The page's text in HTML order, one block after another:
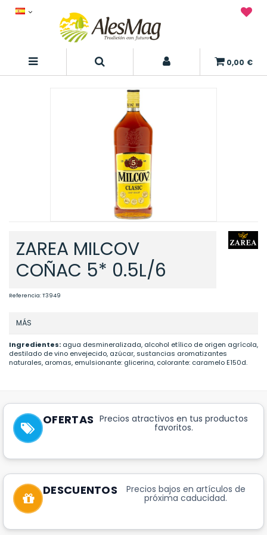
0,00 €
ZAREA MILCOV
COÑAC 5* 0.5L/6
Referencia:T3949
MÁS
Ingredientes: agua desmineralizada, alcohol etílico de origen agrícola,
destilado de vino envejecido, azúcar, sustancias aromatizantes
naturales, aromas, emulsionante: glicerina, colorante: caramelo E150d.
OFERTAS Precios atractivos en tus productos
favoritos.
DESCUENTOS Precios bajos en artículos de
próxima caducidad.